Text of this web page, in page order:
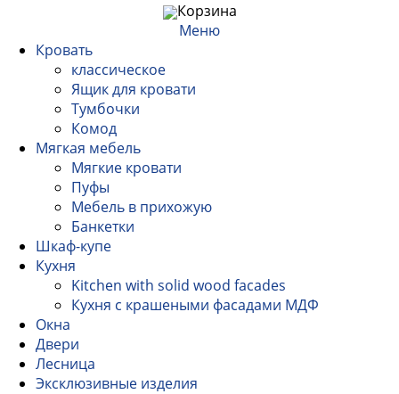
Корзина
Меню
Кровать
классическое
Ящик для кровати
Тумбочки
Комод
Мягкая мебель
Мягкие кровати
Пуфы
Мебель в прихожую
Банкетки
Шкаф-купе
Кухня
Kitchen with solid wood facades
Кухня с крашеными фасадами МДФ
Окна
Двери
Лесница
Эксклюзивные изделия